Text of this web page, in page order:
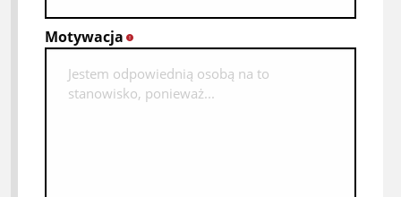
Motywacja